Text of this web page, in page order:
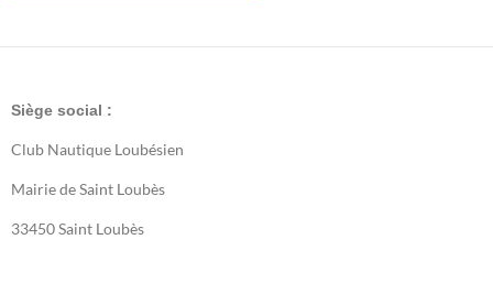
Siège social :
Club Nautique Loubésien
Mairie de Saint Loubès
33450 Saint Loubès